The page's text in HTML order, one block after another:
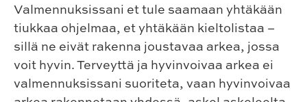
Valmennuksissani et tule saamaan yhtäkään
tiukkaa ohjelmaa, et yhtäkään kieltolistaa –
sillä ne eivät rakenna joustavaa arkea, jossa
voit hyvin. Terveyttä ja hyvinvoivaa arkea ei
valmennuksissani suoriteta, vaan hyvinvoivaa